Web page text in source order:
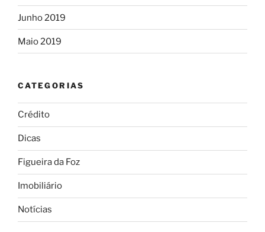
Junho 2019
Maio 2019
CATEGORIAS
Crédito
Dicas
Figueira da Foz
Imobiliário
Notícias